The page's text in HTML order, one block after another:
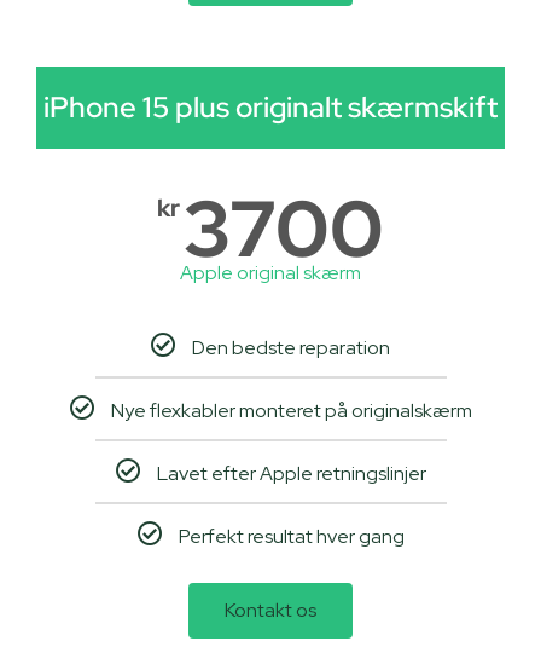
iPhone 15 plus originalt skærmskift
kr3700
Apple original skærm
Den bedste reparation
Nye flexkabler monteret på originalskærm
Lavet efter Apple retningslinjer
Perfekt resultat hver gang
Kontakt os